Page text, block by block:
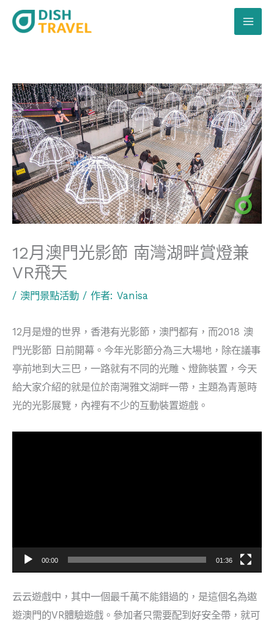
12月澳門光影節 南灣湖畔賞燈兼
VR飛天
/ 澳門景點活動 / 作者: Vanisa
12月是燈的世界，香港有光影節，澳門都有，而2018 澳
門光影節 日前開幕。今年光影節分為三大場地，除在議事
亭前地到大三巴，一路就有不同的光雕、燈飾裝置，今天
給大家介紹的就是位於南灣雅文湖畔一帶，主題為青蔥時
光的光影展覽，內裡有不少的互動裝置遊戲。
00:00 01:36
云云遊戲中，其中一個最千萬不能錯過的，是這個名為遨
遊澳門的VR體驗遊戲。參加者只需要配到好安全帶，就可